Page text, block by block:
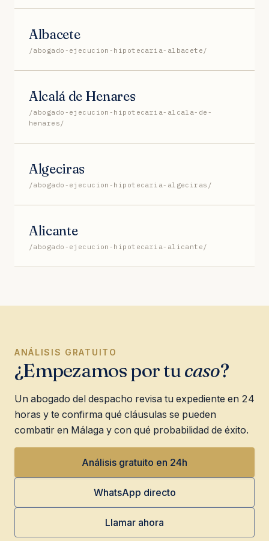
Albacete
/abogado-ejecucion-hipotecaria-albacete/
Alcalá de Henares
/abogado-ejecucion-hipotecaria-alcala-de-
henares/
Algeciras
/abogado-ejecucion-hipotecaria-algeciras/
Alicante
/abogado-ejecucion-hipotecaria-alicante/
ANÁLISIS GRATUITO
¿Empezamos por tucaso?
Un abogado del despacho revisa tu expediente en 24
horas y te confirma qué cláusulas se pueden
combatir en Málaga y con qué probabilidad de éxito.
Análisis gratuito en 24h
WhatsApp directo
Llamar ahora